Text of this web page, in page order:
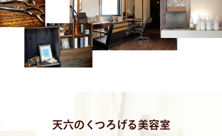
天六のくつろげる美容室